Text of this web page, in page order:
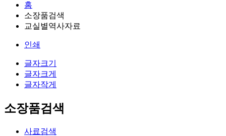
홈
소장품검색
교실별역사자료
인쇄
글자크기
글자크게
글자작게
소장품검색
사료검색